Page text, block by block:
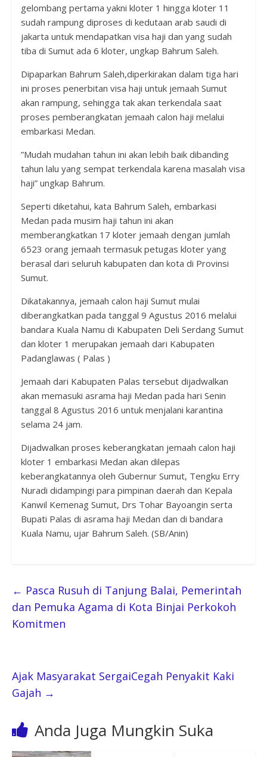
gelombang pertama yakni kloter 1 hingga kloter 11
sudah rampung diproses di kedutaan arab saudi di
jakarta untuk mendapatkan visa haji dan yang sudah
tiba di Sumut ada 6 kloter, ungkap Bahrum Saleh.
Dipaparkan Bahrum Saleh,diperkirakan dalam tiga hari
ini proses penerbitan visa haji untuk jemaah Sumut
akan rampung, sehingga tak akan terkendala saat
proses pemberangkatan jemaah calon haji melalui
embarkasi Medan.
”Mudah mudahan tahun ini akan lebih baik dibanding
tahun lalu yang sempat terkendala karena masalah visa
haji” ungkap Bahrum.
Seperti diketahui, kata Bahrum Saleh, embarkasi
Medan pada musim haji tahun ini akan
memberangkatkan 17 kloter jemaah dengan jumlah
6523 orang jemaah termasuk petugas kloter yang
berasal dari seluruh kabupaten dan kota di Provinsi
Sumut.
Dikatakannya, jemaah calon haji Sumut mulai
diberangkatkan pada tanggal 9 Agustus 2016 melalui
bandara Kuala Namu di Kabupaten Deli Serdang Sumut
dan kloter 1 merupakan jemaah dari Kabupaten
Padanglawas ( Palas )
Jemaah dari Kabupaten Palas tersebut dijadwalkan
akan memasuki asrama haji Medan pada hari Senin
tanggal 8 Agustus 2016 untuk menjalani karantina
selama 24 jam.
Dijadwalkan proses keberangkatan jemaah calon haji
kloter 1 embarkasi Medan akan dilepas
keberangkatannya oleh Gubernur Sumut, Tengku Erry
Nuradi didampingi para pimpinan daerah dan Kepala
Kanwil Kemenag Sumut, Drs Tohar Bayoangin serta
Bupati Palas di asrama haji Medan dan di bandara
Kuala Namu, ujar Bahrum Saleh. (SB/Anin)
← Pasca Rusuh di Tanjung Balai, Pemerintah
dan Pemuka Agama di Kota Binjai Perkokoh
Komitmen
Ajak Masyarakat SergaiCegah Penyakit Kaki
Gajah →
Anda Juga Mungkin Suka